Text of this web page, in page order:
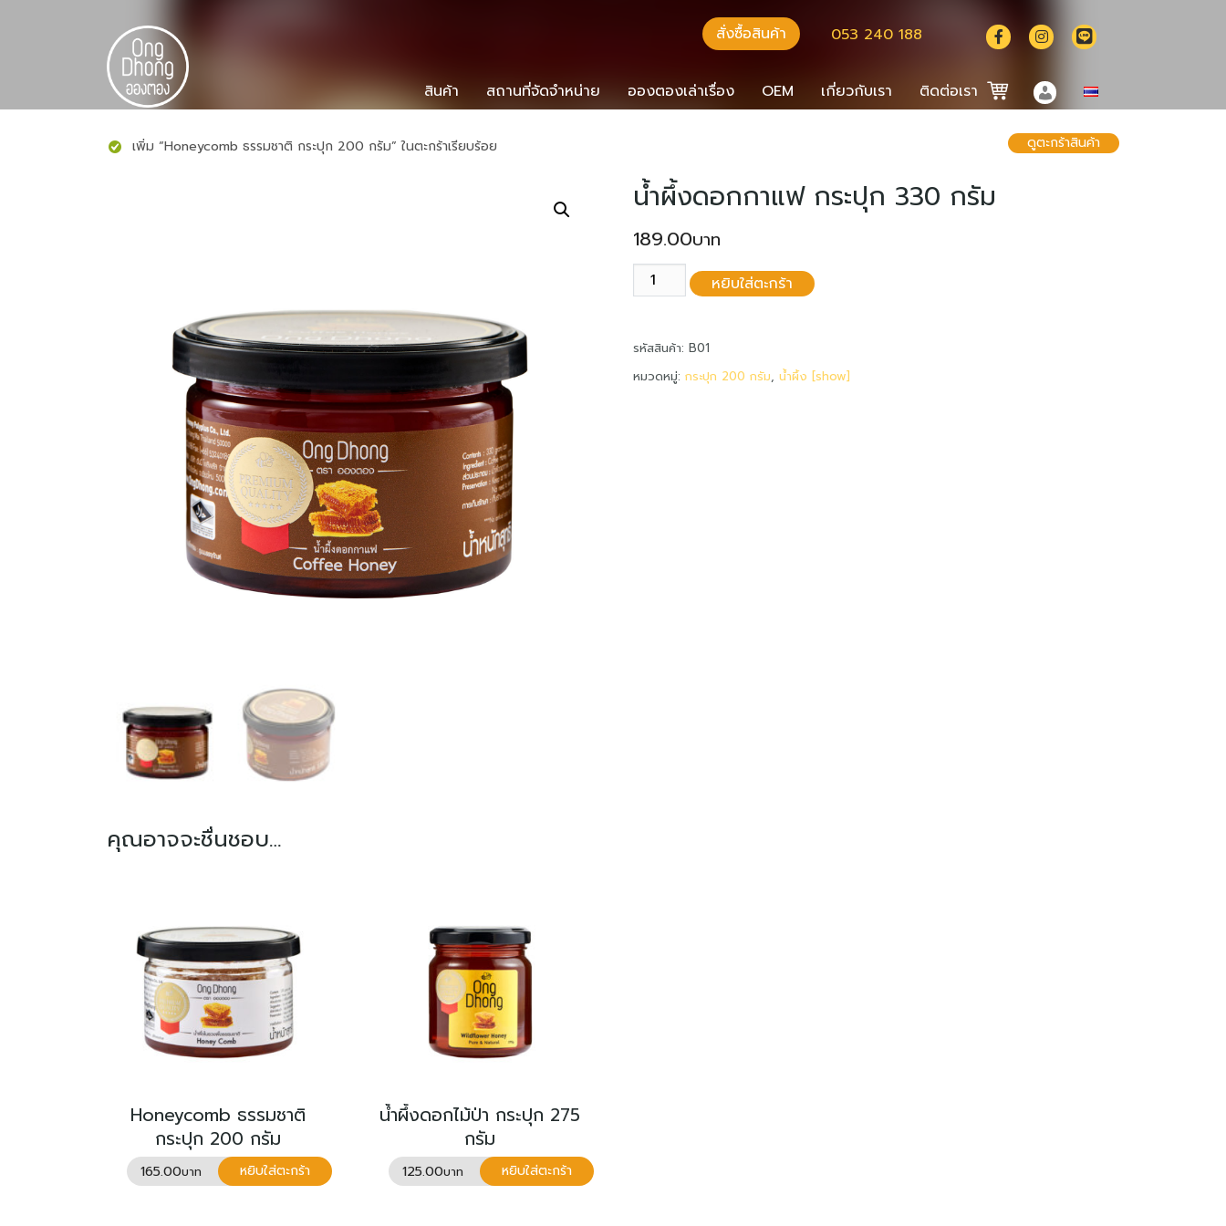
สั่งซื้อสินค้า
สินค้า สถานที่จัดจำหน่าย อองตองเล่าเรื่อง OEM เกี่ยวกับเรา ติดต่อเรา
English
053 240 188
ดูตะกร้าสินค้า
เพิ่ม “Honeycomb ธรรมชาติ กระปุก 200 กรัม” ในตะกร้าเรียบร้อย
น้ำผึ้งดอกกาแฟ กระปุก 330 กรัม
189.00
จำนวน
น้ำ
ดอก
กาแฟ
หยิบใส่ตะกร้า
รหัสสินค้า:B01
หมวดหมู่:กระปุก 200 กรัม,น้ำผึ้ง [show]
คุณอาจจะชื่นชอบ…
Honeycomb ธรรมชาติ
กระปุก 200 กรัม
165.00 หยิบใส่ตะกร้า
น้ำผึ้งดอกไม้ป่า กระปุก 275
กรัม
125.00 หยิบใส่ตะกร้า